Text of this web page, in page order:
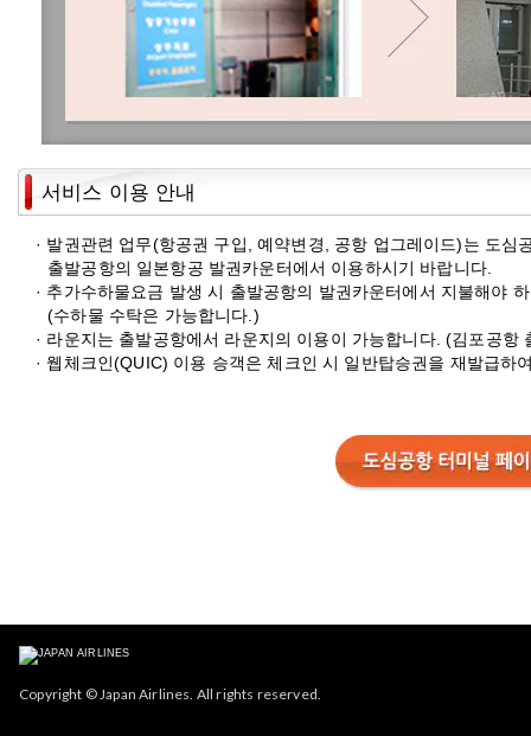
서비스 이용 안내
· 발권관련 업무(항공권 구입, 예약변경, 공항 업그레이드)는 도심
출발공항의 일본항공 발권카운터에서 이용하시기 바랍니다.
· 추가수하물요금 발생 시 출발공항의 발권카운터에서 지불해야
(수하물 수탁은 가능합니다.)
· 라운지는 출발공항에서 라운지의 이용이 가능합니다. (김포공
· 웹체크인(QUIC) 이용 승객은 체크인 시 일반탑승권을 재발급하
Copyright © Japan Airlines. All rights reserved.